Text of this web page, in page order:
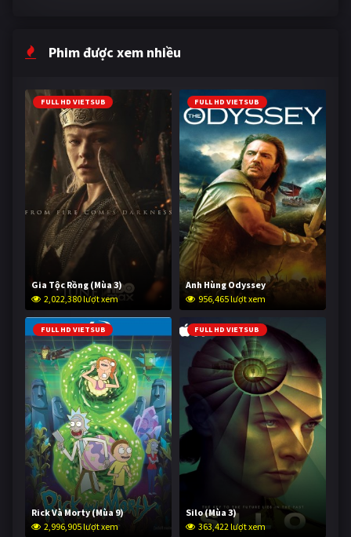
Phim được xem nhiều
FULL HD VIETSUB
Gia Tộc Rồng (Mùa 3)
2,022,380 lượt xem
FULL HD VIETSUB
Anh Hùng Odyssey
956,465 lượt xem
FULL HD VIETSUB
Rick Và Morty (Mùa 9)
2,996,905 lượt xem
FULL HD VIETSUB
Silo (Mùa 3)
363,422 lượt xem